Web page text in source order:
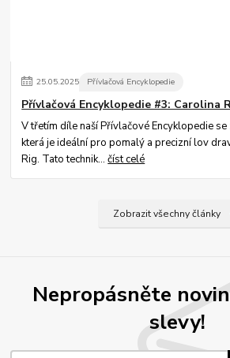
25.05.2025 Přívlačová Encyklopedie
Přívlačová Encyklopedie #3: Carolina
V třetím díle naší Přívlačové Encyklopedie se
která je ideální pro pomalý a precizní lov
Rig. Tato technik...číst celé
Zobrazit všechny články
Nepropásněte
slevy!